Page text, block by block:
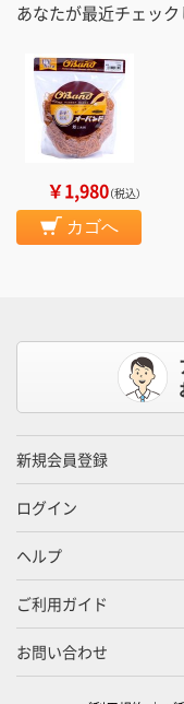
あなたが最近チェッ
￥1,980（税込）
カゴへ
新規会員登録
ログイン
ヘルプ
ご利用ガイド
お問い合わせ